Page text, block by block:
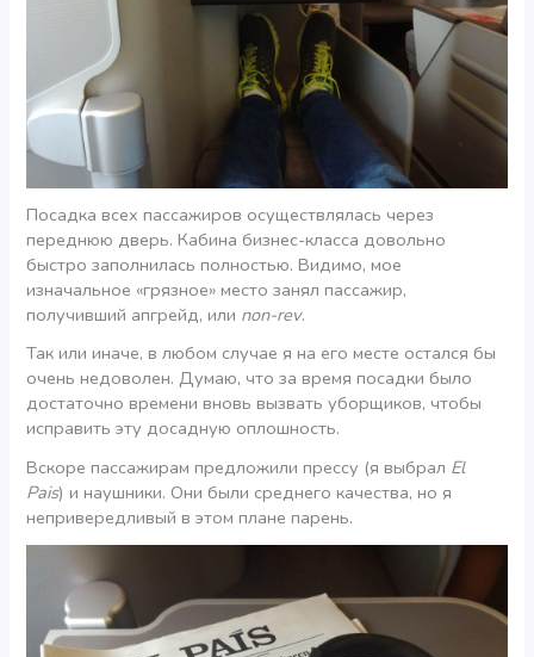
Посадка всех пассажиров осуществлялась через
переднюю дверь. Кабина бизнес-класса довольно
быстро заполнилась полностью. Видимо, мое
изначальное «грязное» место занял пассажир,
получивший апгрейд, или non-rev.
Так или иначе, в любом случае я на его месте остался бы
очень недоволен. Думаю, что за время посадки было
достаточно времени вновь вызвать уборщиков, чтобы
исправить эту досадную оплошность.
Вскоре пассажирам предложили прессу (я выбрал El
Pais) и наушники. Они были среднего качества, но я
непривередливый в этом плане парень.